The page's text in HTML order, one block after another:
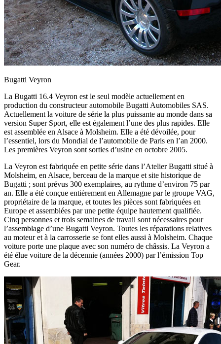
Bugatti Veyron
La Bugatti 16.4 Veyron est le seul modèle actuellement en
production du constructeur automobile Bugatti Automobiles SAS.
Actuellement la voiture de série la plus puissante au monde dans sa
version Super Sport, elle est également l’une des plus rapides. Elle
est assemblée en Alsace à Molsheim. Elle a été dévoilée, pour
l’essentiel, lors du Mondial de l’automobile de Paris en l’an 2000.
Les premières Veyron sont sorties d’usine en octobre 2005.
La Veyron est fabriquée en petite série dans l’Atelier Bugatti situé à
Molsheim, en Alsace, berceau de la marque et site historique de
Bugatti ; sont prévus 300 exemplaires, au rythme d’environ 75 par
an. Elle a été conçue entièrement en Allemagne par le groupe VAG,
propriétaire de la marque, et toutes les pièces sont fabriquées en
Europe et assemblées par une petite équipe hautement qualifiée.
Cinq personnes et trois semaines de travail sont nécessaires pour
l’assemblage d’une Bugatti Veyron. Toutes les réparations relatives
au moteur et à la carrosserie se font elles aussi à Molsheim. Chaque
voiture porte une plaque avec son numéro de châssis. La Veyron a
été élue voiture de la décennie (années 2000) par l’émission Top
Gear.